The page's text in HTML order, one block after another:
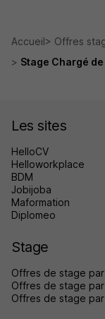
Accueil Offres
Stage Chargé
Les sites
HelloCV
Helloworkplace
BDM
Jobijoba
Maformation
Diplomeo
Stage
Offres de stage
Offres de stage
Offres de stage